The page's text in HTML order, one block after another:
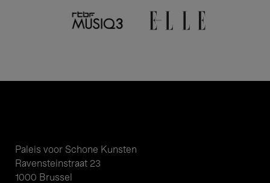
Paleis voor Schone Kunsten
Ravensteinstraat 23
1000 Brussel